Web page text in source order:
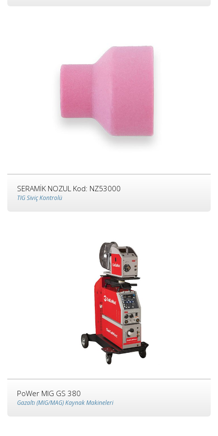
SERAMİK NOZUL Kod: NZ53000
TIG Siviç Kontrolü
PoWer MIG GS 380
Gazaltı (MIG/MAG) Kaynak Makineleri